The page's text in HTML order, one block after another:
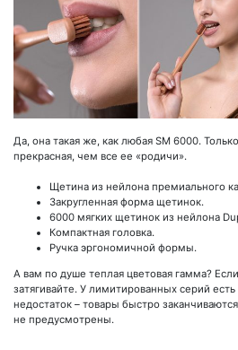
Да, она такая же, как любая SM 6000.
прекрасная, чем все ее «родичи».
Щетина из нейлона премиального
Закругленная форма щетинок.
6000 мягких щетинок из нейлона
Компактная головка.
Ручка эргономичной формы.
А вам по душе теплая цветовая гамма?
затягивайте. У лимитированных серий
недостаток – товары быстро
не предусмотрены.